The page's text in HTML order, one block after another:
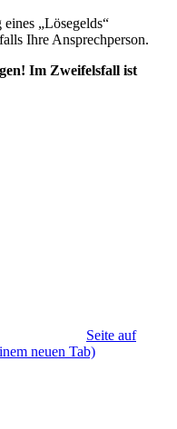
„Lösegelds“
Ihre Ansprechperson.
Im Zweifelsfall ist
Seite auf
neuen Tab)